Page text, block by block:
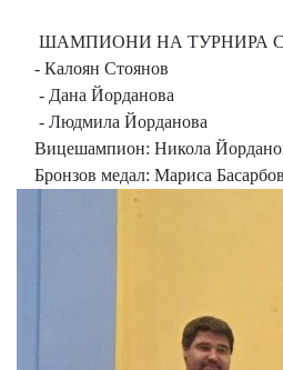
ШАМПИОНИ НА ТУРНИРА
- Калоян Стоянов
- Дана Йорданова
- Людмила Йорданова
Вицешампион: Никола
Бронзов медал: Мариса